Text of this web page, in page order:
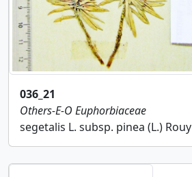
036_21
Others-E-O Euphorbiaceae
segetalis L. subsp. pinea (L.) Rouy